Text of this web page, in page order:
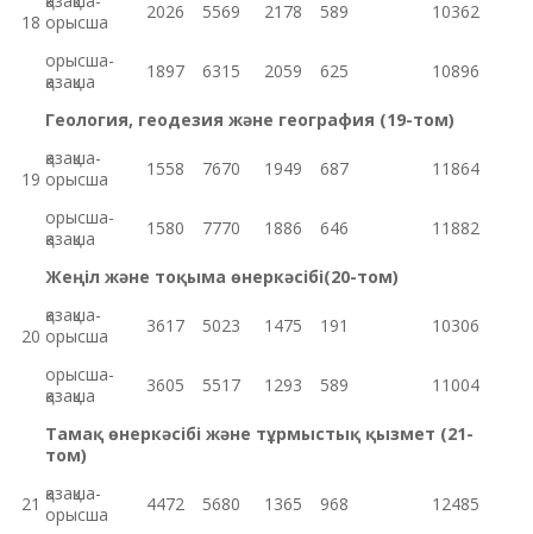
18 орысша
2026 5569 2178 589 10362
орысша-
қазақша
1897 6315 2059 625 10896
19
Геология, геодезия және география (19-том)
қазақша-
орысша
1558 7670 1949 687 11864
орысша-
қазақша
1580 7770 1886 646 11882
20
Жеңіл және тоқыма өнеркәсібі(20-том)
қазақша-
орысша
3617 5023 1475 191 10306
орысша-
қазақша
3605 5517 1293 589 11004
21
Тамақ өнеркәсібі және тұрмыстық қызмет (21-
том)
қазақша-
орысша
4472 5680 1365 968 12485